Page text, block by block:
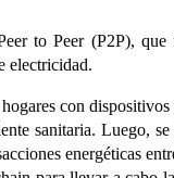
to Peer (P2P),
electricidad.
con
sanitaria. Luego,
energéticas